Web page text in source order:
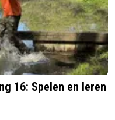
16: Spelen en leren